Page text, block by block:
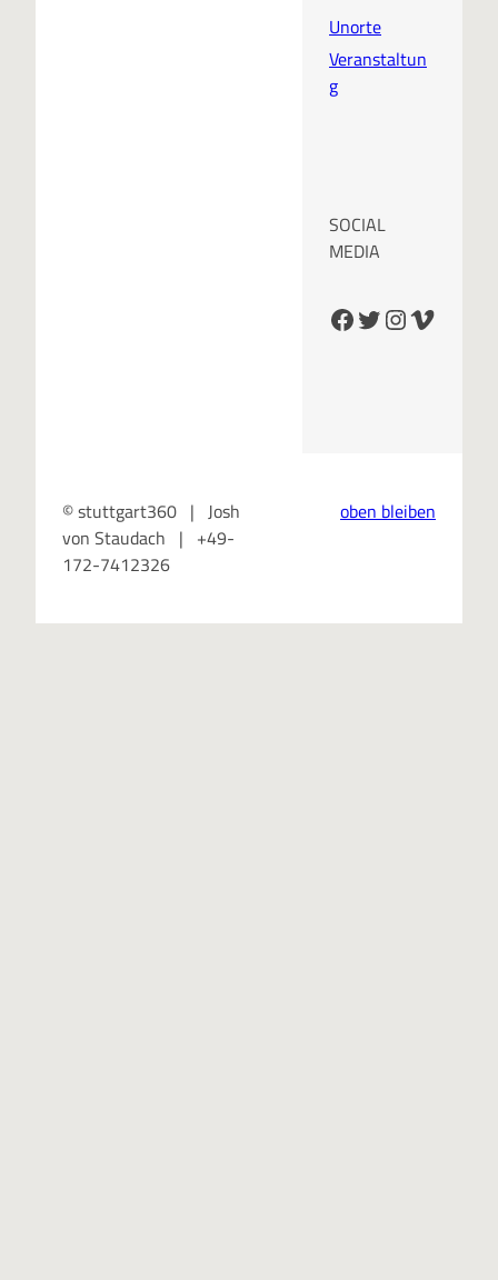
Unorte
Veranstaltun
g
SOCIAL
MEDIA
Facebook Twitter InstagramVimeo
© stuttgart360 | Josh
von Staudach | +49-
172-7412326
oben bleiben